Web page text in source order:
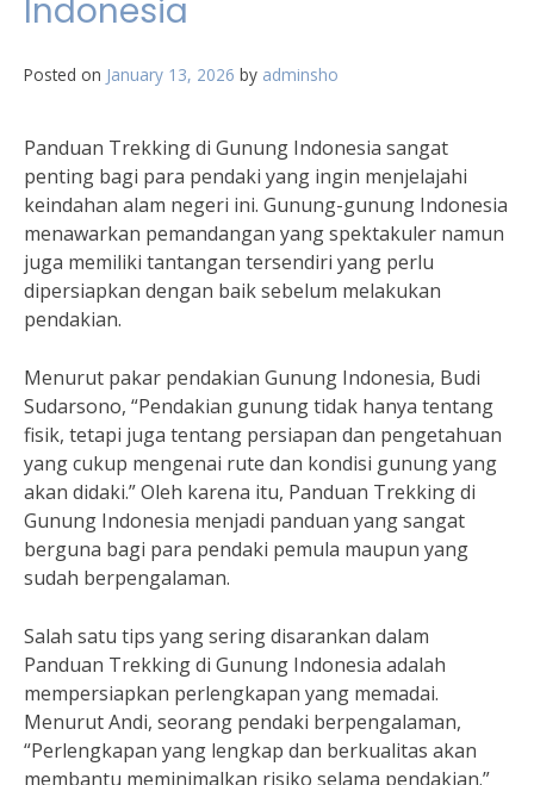
Indonesia
Posted on January 13, 2026 by adminsho
Panduan Trekking di Gunung Indonesia sangat
penting bagi para pendaki yang ingin menjelajahi
keindahan alam negeri ini. Gunung-gunung Indonesia
menawarkan pemandangan yang spektakuler namun
juga memiliki tantangan tersendiri yang perlu
dipersiapkan dengan baik sebelum melakukan
pendakian.
Menurut pakar pendakian Gunung Indonesia, Budi
Sudarsono, “Pendakian gunung tidak hanya tentang
fisik, tetapi juga tentang persiapan dan pengetahuan
yang cukup mengenai rute dan kondisi gunung yang
akan didaki.” Oleh karena itu, Panduan Trekking di
Gunung Indonesia menjadi panduan yang sangat
berguna bagi para pendaki pemula maupun yang
sudah berpengalaman.
Salah satu tips yang sering disarankan dalam
Panduan Trekking di Gunung Indonesia adalah
mempersiapkan perlengkapan yang memadai.
Menurut Andi, seorang pendaki berpengalaman,
“Perlengkapan yang lengkap dan berkualitas akan
membantu meminimalkan risiko selama pendakian.”